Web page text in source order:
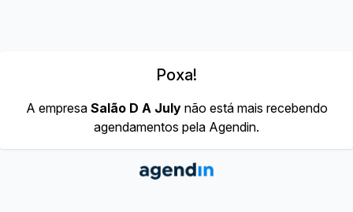
Poxa!
A empresa Salão D A Julynão está mais recebendo
agendamentos pela Agendin.